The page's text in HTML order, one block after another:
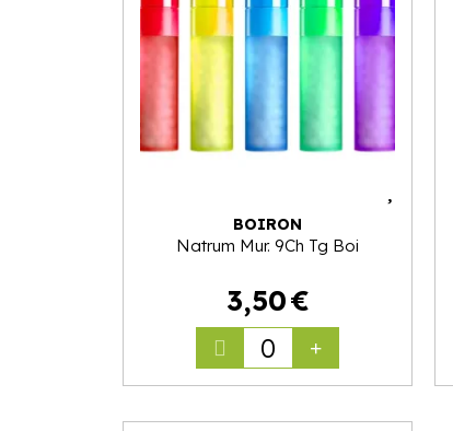
BOIRON
Natrum Mur. 9Ch Tg Boi
3,50€
0